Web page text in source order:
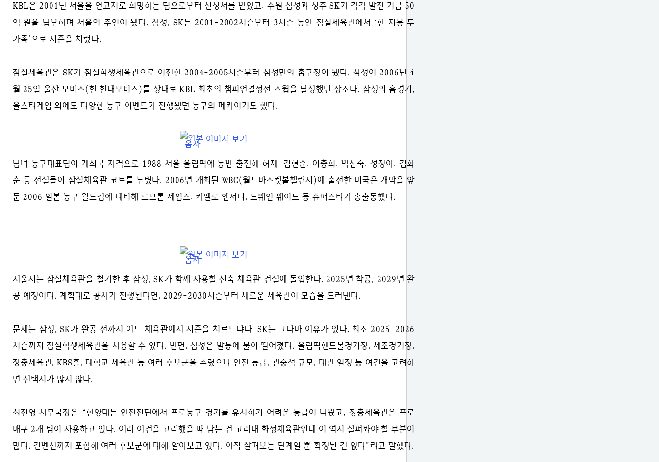
KBL은 2001년 서울을 연고지로 희망하는 팀으로부터 신청서를 받았고, 수원 삼성과 청주 SK가 각각 발전 기금 50
억 원을 납부하며 서울의 주인이 됐다. 삼성, SK는 2001-2002시즌부터 3시즌 동안 잠실체육관에서 ‘한 지붕 두
가족’으로 시즌을 치렀다.
잠실체육관은 SK가 잠실학생체육관으로 이전한 2004-2005시즌부터 삼성만의 홈구장이 됐다. 삼성이 2006년 4
월 25일 울산 모비스(현 현대모비스)를 상대로 KBL 최초의 챔피언결정전 스윕을 달성했던 장소다. 삼성의 홈경기,
올스타게임 외에도 다양한 농구 이벤트가 진행됐던 농구의 메카이기도 했다.
남녀 농구대표팀이 개최국 자격으로 1988 서울 올림픽에 동반 출전해 허재, 김현준, 이충희, 박찬숙, 성정아, 김화
순 등 전설들이 잠실체육관 코트를 누볐다. 2006년 개최된 WBC(월드바스켓볼챌린지)에 출전한 미국은 개막을 앞
둔 2006 일본 농구 월드컵에 대비해 르브론 제임스, 카멜로 앤서니, 드웨인 웨이드 등 슈퍼스타가 총출동했다.
서울시는 잠실체육관을 철거한 후 삼성, SK가 함께 사용할 신축 체육관 건설에 돌입한다. 2025년 착공, 2029년 완
공 예정이다. 계획대로 공사가 진행된다면, 2029-2030시즌부터 새로운 체육관이 모습을 드러낸다.
문제는 삼성, SK가 완공 전까지 어느 체육관에서 시즌을 치르느냐다. SK는 그나마 여유가 있다. 최소 2025-2026
시즌까지 잠실학생체육관을 사용할 수 있다. 반면, 삼성은 발등에 불이 떨어졌다. 올림픽핸드볼경기장, 체조경기장,
장충체육관, KBS홀, 대학교 체육관 등 여러 후보군을 추렸으나 안전 등급, 관중석 규모, 대관 일정 등 여건을 고려하
면 선택지가 많지 않다.
최진영 사무국장은 “한양대는 안전진단에서 프로농구 경기를 유치하기 어려운 등급이 나왔고, 장충체육관은 프로
배구 2개 팀이 사용하고 있다. 여러 여건을 고려했을 때 남는 건 고려대 화정체육관인데 이 역시 살펴봐야 할 부분이
많다. 컨벤션까지 포함해 여러 후보군에 대해 알아보고 있다. 아직 살펴보는 단계일 뿐 확정된 건 없다”라고 말했다.